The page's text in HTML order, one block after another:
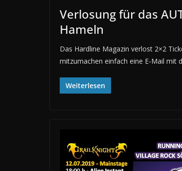
Verlosung für das
Hameln
Das Hardline Magazin verlost 2×2
mitzumachen einfach eine E-Mail mit
Weiterlesen